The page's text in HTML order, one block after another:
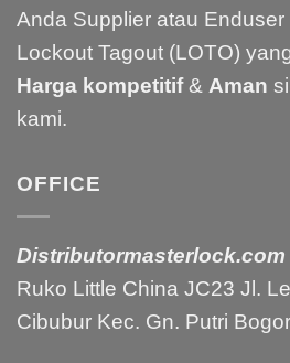
Anda Supplier atau
Lockout Tagout (LOTO)
Harga kompetitif& Aman
kami.
OFFICE
Distributormasterlock.com
Ruko Little China JC23 Jl.
Cibubur Kec. Gn. Putri